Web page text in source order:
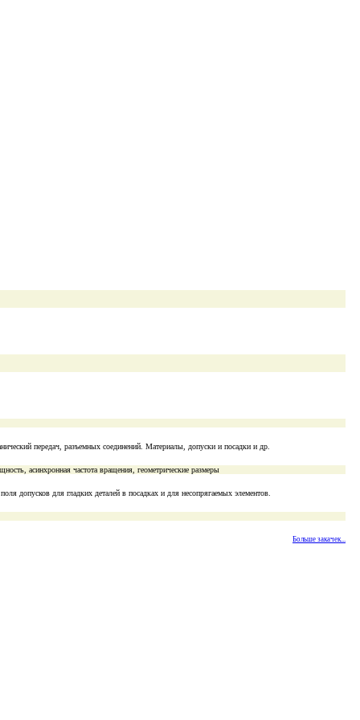
передач, разъемных соединений. Материалы, допуски и посадки и др.
асинхронная частота вращения, геометрические размеры
допусков для гладких деталей в посадках и для несопрягаемых элементов.
Больше закачек...